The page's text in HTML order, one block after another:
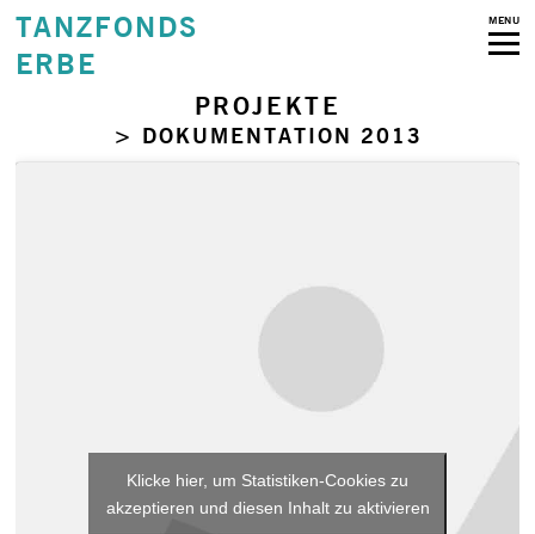
TANZFONDS
ERBE
MENU
PROJEKTE
> DOKUMENTATION 2013
Klicke hier, um Statistiken-Cookies zu
akzeptieren und diesen Inhalt zu aktivieren